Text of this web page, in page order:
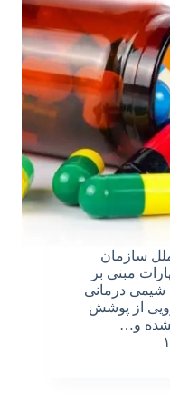
سازمان
مبنی بر
شیمی درمانی
از پوشش
‏و…